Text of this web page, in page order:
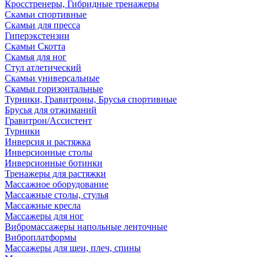
Кросстренеры, Гибридные тренажеры
Скамьи спортивные
Скамьи для пресса
Гиперэкстензии
Скамьи Скотта
Скамья для ног
Стул атлетический
Скамьи универсальные
Скамьи горизонтальные
Турники, Гравитроны, Брусья спортивные
Брусья для отжиманий
Гравитрон/Ассистент
Турники
Инверсия и растяжка
Инверсионные столы
Инверсионные ботинки
Тренажеры для растяжки
Массажное оборудование
Массажные столы, стулья
Массажные кресла
Массажеры для ног
Вибромассажеры напольные ленточные
Виброплатформы
Массажеры для шеи, плеч, спины